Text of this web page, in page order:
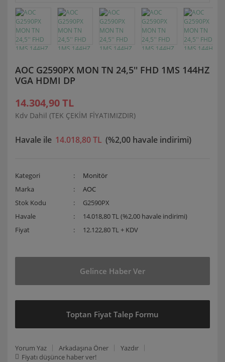
AOC G2590PX MON TN 24,5'' FHD 1MS 144HZ
VGA HDMI DP
14.304,90 TL
Kdv Dahil (TEK ÇEKİM FİYATIMIZDIR)
Havale ile 14.018,80 TL (%2,00 havale indirimi)
Kategori
Monitör
Marka
AOC
Stok Kodu
G2590PX
Havale
14.018,80 TL (%2,00 havale indirimi)
Fiyat
12.122,80 TL + KDV
Gelince Haber Ver
Toptan Fiyat Talep Formu
Yorum Yaz Arkadaşına Öner
Yazdır
Fiyatı düşünce haber ver!